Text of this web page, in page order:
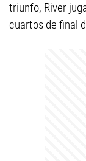
triunfo, River
cuartos de final